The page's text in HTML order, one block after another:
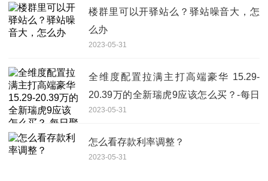
楼群里可以开驿站么？驿站噪音大，怎
么办
2023-05-31
全维度配置拉满主打高端豪华 15.29-
20.39万的全新瑞虎9应该怎么买？-每日
聚焦
2023-05-31
怎么看存款利率调整？
2023-05-31